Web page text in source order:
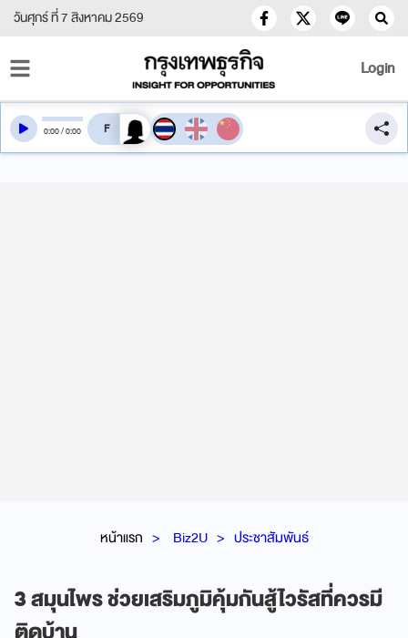
วันศุกร์ ที่ 7 สิงหาคม 2569
Login
หน้าแรก Biz2U ประชาสัมพันธ์
3 สมุนไพร ช่วยเสริมภูมิคุ้มกันสู้ไวรัสที่ควรมี
0:00/0:00 สลับเสียงอ่าน